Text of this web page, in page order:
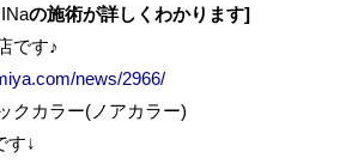
の施術が詳しくわかります]
です♪
news/2966/
クカラー(ノアカラー)
す↓